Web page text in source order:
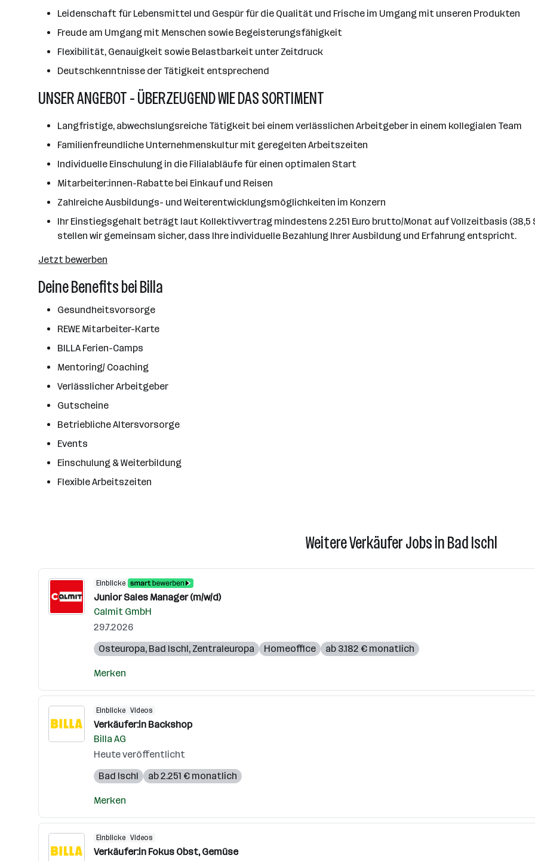
Leidenschaft für Lebensmittel und Gespür für die Qualität und Frische im Umgang mit unseren Produkten
Freude am Umgang mit Menschen sowie Begeisterungsfähigkeit
Flexibilität, Genauigkeit sowie Belastbarkeit unter Zeitdruck
Deutschkenntnisse der Tätigkeit entsprechend
UNSER ANGEBOT - ÜBERZEUGEND WIE DAS SORTIMENT
Langfristige, abwechslungsreiche Tätigkeit bei einem verlässlichen Arbeitgeber in einem kollegialen Team
Familienfreundliche Unternehmenskultur mit geregelten Arbeitszeiten
Individuelle Einschulung in die Filialabläufe für einen optimalen Start
Mitarbeiter:innen-Rabatte bei Einkauf und Reisen
Zahlreiche Ausbildungs- und Weiterentwicklungsmöglichkeiten im Konzern
Ihr Einstiegsgehalt beträgt laut Kollektivvertrag mindestens 2.251 Euro brutto/Monat auf Vollzeitbasis (38,5
stellen wir gemeinsam sicher, dass Ihre individuelle Bezahlung Ihrer Ausbildung und Erfahrung entspricht.
Jetzt bewerben
Deine Benefits bei Billa
Gesundheitsvorsorge
REWE Mitarbeiter-Karte
BILLA Ferien-Camps
Mentoring/ Coaching
Verlässlicher Arbeitgeber
Gutscheine
Betriebliche Altersvorsorge
Events
Einschulung & Weiterbildung
Flexible Arbeitszeiten
Weitere Verkäufer Jobs in Bad Ischl
Einblicke
Junior Sales Manager (m/w/d)
Calmit GmbH
29.7.2026
Osteuropa, Bad Ischl, Zentraleuropa Homeoffice ab 3.182 € monatlich
Merken
Einblicke Videos
Verkäufer:in Backshop
Billa AG
Heute veröffentlicht
Bad Ischl
ab 2.251 € monatlich
Merken
Einblicke Videos
Verkäufer:in Fokus Obst, Gemüse